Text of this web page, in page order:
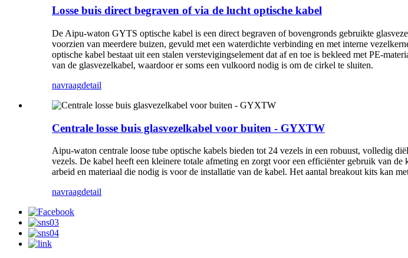
Losse buis direct begraven of via de lucht optische kabel
De Aipu-waton GYTS optische kabel is een direct begraven of bovengronds gebruikte
voorzien van meerdere buizen, gevuld met een waterdichte verbinding en met interne
optische kabel bestaat uit een stalen verstevigingselement dat af en toe is bekleed met PE-
van de glasvezelkabel, waardoor er soms een vulkoord nodig is om de cirkel te sluiten.
navraagdetail
Centrale losse buis glasvezelkabel voor buiten - GYXTW
Aipu-waton centrale loose tube optische kabels bieden tot 24 vezels in een robuust, volledig
vezels. De kabel heeft een kleinere totale afmeting en zorgt voor een efficiënter gebruik van
arbeid en materiaal die nodig is voor de installatie van de kabel. Het aantal breakout kits kan
navraagdetail